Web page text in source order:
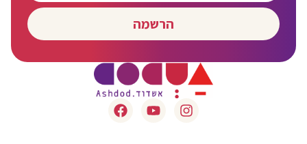
הרשמה